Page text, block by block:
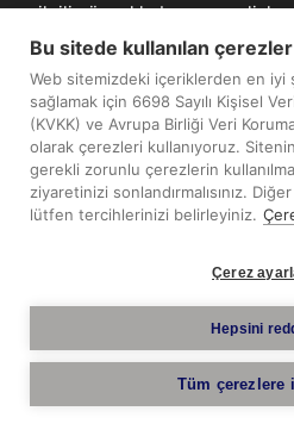
ilgili güncel haber ve analizler
haber
İletişim:
BIZI
Telif Hakkı © 2019 - 2026 Sentez
Bu sitede kullanılan çerezler
Web sitemizdeki içeriklerden en iyi
sağlamak için 6698 Sayılı Kişisel
(KVKK) ve Avrupa Birliği Veri
olarak çerezleri kullanıyoruz.
gerekli zorunlu çerezlerin
ziyaretinizi sonlandırmalısınız.
lütfen tercihlerinizi belirleyiniz.
Çerez
Hepsini
Tüm çerezlere